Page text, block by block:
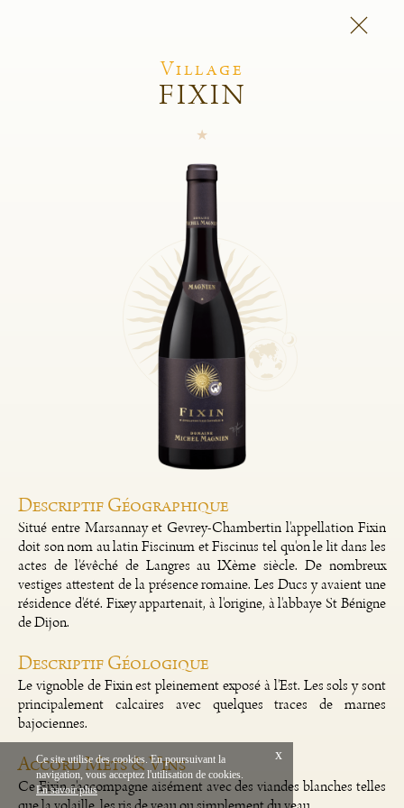
L'esprit du domaine
Et Aussi
Boutique
English Mentions Légales
Création Vinium
Village
FIXIN
Descriptif Géographique
Situé entre Marsannay et Gevrey-Chambertin l'appellation Fixin
doit son nom au latin Fiscinum et Fiscinus tel qu'on le lit dans les
actes de l'évêché de Langres au IXème siècle. De nombreux
vestiges attestent de la présence romaine. Les Ducs y avaient une
résidence d'été. Fixey appartenait, à l'origine, à l'abbaye St Bénigne
de Dijon.
Descriptif Géologique
Le vignoble de Fixin est pleinement exposé à l'Est. Les sols y sont
principalement calcaires avec quelques traces de marnes
bajociennes.
Accord Mets & Vins
Ce Fixin s'accompagne aisément avec des viandes blanches telles
Ce site utilise des cookies. En poursuivant la
navigation, vous acceptez l'utilisation de cookies.
En savoir plus
x